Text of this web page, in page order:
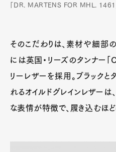
「DR. MARTENS FOR MHL.
そのこだわりは、素材や細部
には英国・リーズのタンナー「
リーレザーを採用。ブラック
れるオイルドグレインレザー
な表情が特徴で、履き込むほ